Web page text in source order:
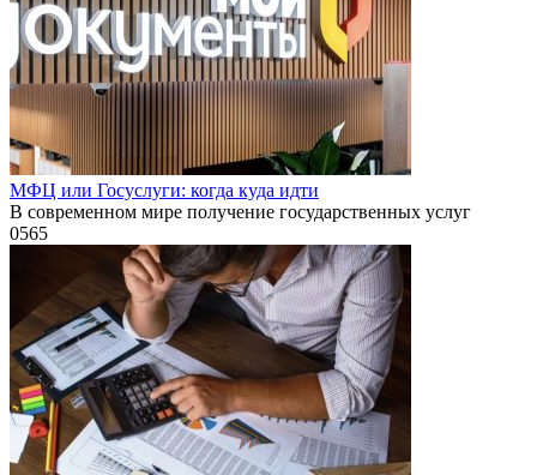
МФЦ или Госуслуги: когда куда идти
В современном мире получение государственных услуг
0565